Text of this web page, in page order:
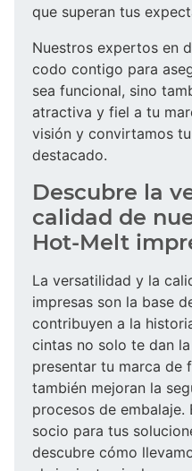
que superan tus
Nuestros expertos en
codo contigo para
sea funcional, sino
atractiva y fiel a tu
visión y convirtamos
destacado.
Descubre la
calidad de
Hot-Melt
La versatilidad y la
impresas son la base
contribuyen a la
cintas no solo te dan
presentar tu marca de
también mejoran la
procesos de
socio para tus
descubre cómo